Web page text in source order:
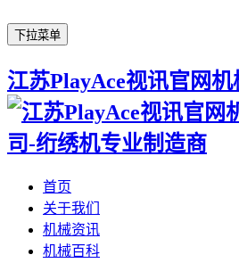
下拉菜单
江苏PlayAce视讯官网机
首页
关于我们
机械资讯
机械百科